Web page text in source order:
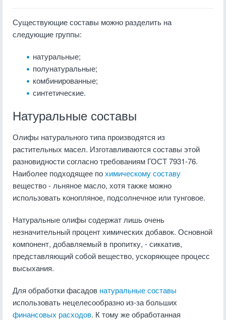
Существующие составы можно разделить на
следующие группы:
натуральные;
полунатуральные;
комбинированные;
синтетические.
Натуральные составы
Олифы натурального типа производятся из
растительных масел. Изготавливаются составы этой
разновидности согласно требованиям ГОСТ 7931-76.
Наиболее подходящее похимическому составу
вещество - льняное масло, хотя также можно
использовать конопляное, подсолнечное или тунговое.
Натуральные олифы содержат лишь очень
незначительный процент химических добавок. Основной
компонент, добавляемый в пропитку, - сиккатив,
представляющий собой вещество, ускоряющее процесс
высыхания.
Для обработки фасадов натуральные составы
использовать нецелесообразно из-за больших
финансовых расходов. К тому же обработанная